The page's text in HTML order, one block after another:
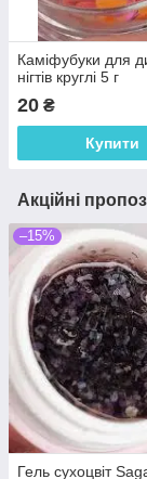
Каміфубуки для
нігтів круглі 5 г
20 ₴
Купити
Акційні
–15%
Гель сухоцвіт